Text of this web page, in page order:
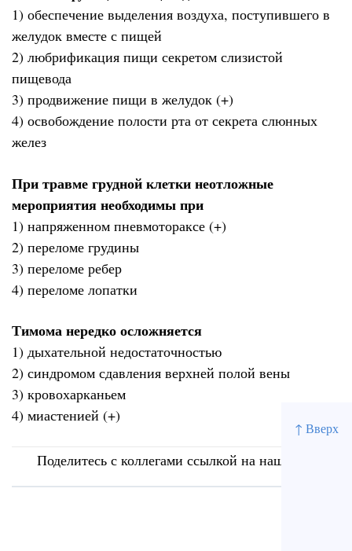
↑ Вверх
1) обеспечение выделения воздуха, поступившего в
желудок вместе с пищей
2) любрификация пищи секретом слизистой
пищевода
3) продвижение пищи в желудок (+)
4) освобождение полости рта от секрета слюнных
желез
При травме грудной клетки неотложные
мероприятия необходимы при
1) напряженном пневмотораксе (+)
2) переломе грудины
3) переломе ребер
4) переломе лопатки
Тимома нередко осложняется
1) дыхательной недостаточностью
2) синдромом сдавления верхней полой вены
3) кровохарканьем
4) миастенией (+)
Поделитесь с коллегами ссылкой на наш сайт